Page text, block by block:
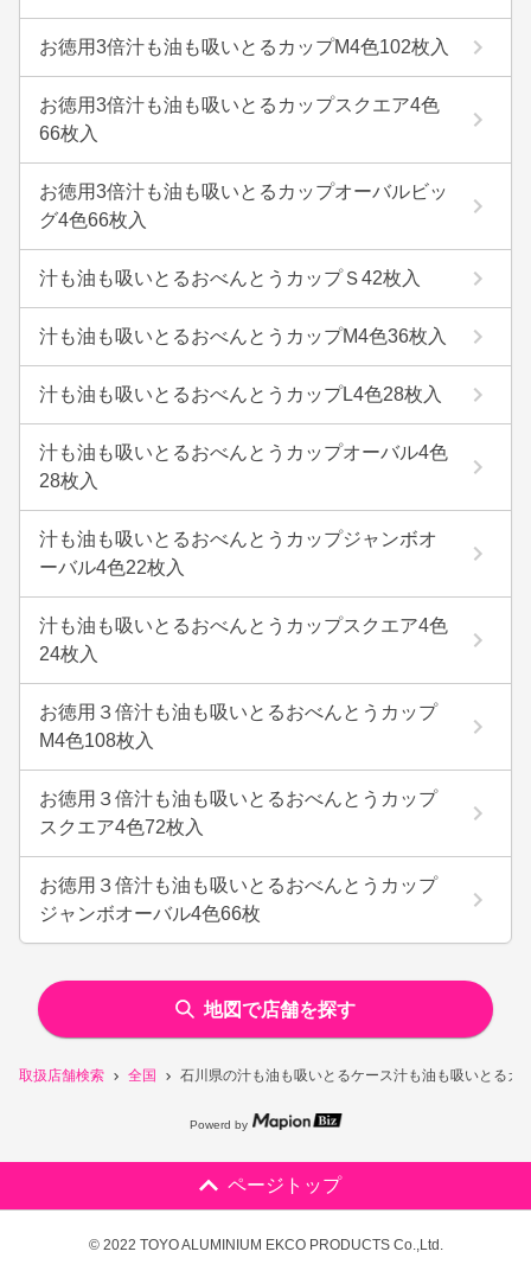
取扱店舗検索 全国 石川県の汁も油も吸いとるケース汁も油も吸いとるカ
お徳用3倍汁も油も吸いとるカップM4色102枚入
お徳用3倍汁も油も吸いとるカップスクエア4色
66枚入
お徳用3倍汁も油も吸いとるカップオーバルビッ
グ4色66枚入
汁も油も吸いとるおべんとうカップＳ42枚入
汁も油も吸いとるおべんとうカップM4色36枚入
汁も油も吸いとるおべんとうカップL4色28枚入
汁も油も吸いとるおべんとうカップオーバル4色
28枚入
汁も油も吸いとるおべんとうカップジャンボオ
ーバル4色22枚入
汁も油も吸いとるおべんとうカップスクエア4色
24枚入
お徳用３倍汁も油も吸いとるおべんとうカップ
M4色108枚入
お徳用３倍汁も油も吸いとるおべんとうカップ
スクエア4色72枚入
お徳用３倍汁も油も吸いとるおべんとうカップ
ジャンボオーバル4色66枚
地図で店舗を探す
Powerd by
ページトップ
© 2022 TOYO ALUMINIUM EKCO PRODUCTS Co.,Ltd.